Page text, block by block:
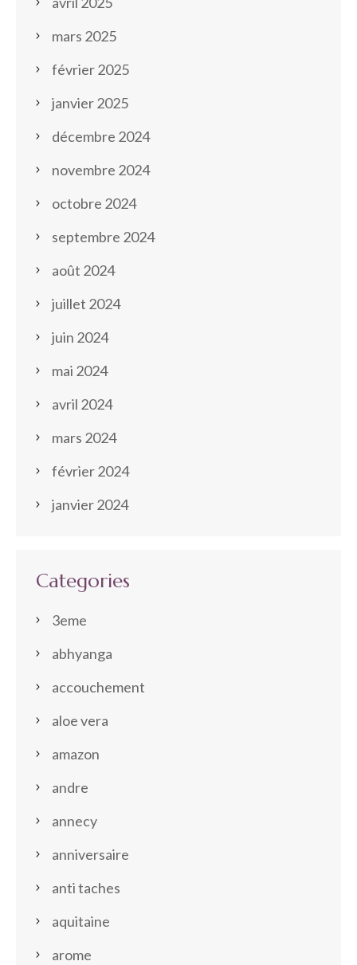
mars 2025
février 2025
janvier 2025
décembre 2024
novembre 2024
octobre 2024
septembre 2024
août 2024
juillet 2024
juin 2024
mai 2024
avril 2024
mars 2024
février 2024
janvier 2024
Categories
3eme
abhyanga
accouchement
aloe vera
amazon
andre
annecy
anniversaire
anti taches
aquitaine
arome